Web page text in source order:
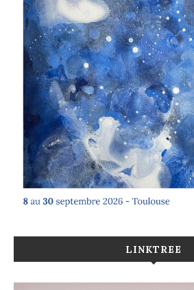
LINKTREE